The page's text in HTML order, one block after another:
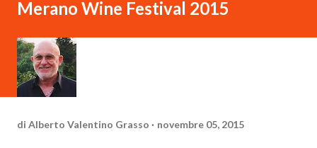
Merano Wine Festival 2015
di Alberto Valentino Grasso novembre 05, 2015